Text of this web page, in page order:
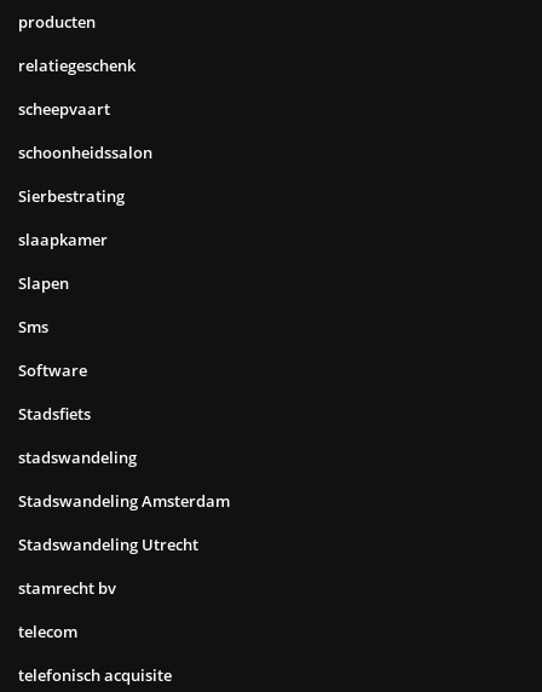
producten
relatiegeschenk
scheepvaart
schoonheidssalon
Sierbestrating
slaapkamer
Slapen
Sms
Software
Stadsfiets
stadswandeling
Stadswandeling Amsterdam
Stadswandeling Utrecht
stamrecht bv
telecom
telefonisch acquisite